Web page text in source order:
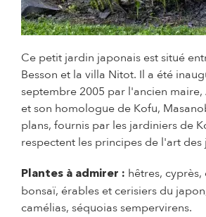
Ce petit jardin japonais est situé
Besson et la villa Nitot. Il a été
septembre 2005 par l'ancien
et son homologue de Kofu,
plans, fournis par les jardiniers de
respectent les principes de l'art
Plantes à admirer : hêtres,
bonsaï, érables et cerisiers du
camélias, séquoias sempervirens.